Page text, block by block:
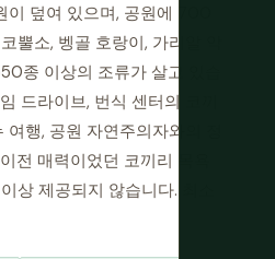
덮여 있으며, 공원에 700
뿔소, 벵골 호랑이, 가리알 악
종 이상의 조류가 살고 있습
드라이브, 번식 센터의 코끼
행, 공원 자연주의자와의 정
전 매력이었던 코끼리 목욕
상 제공되지 않습니다. 최소